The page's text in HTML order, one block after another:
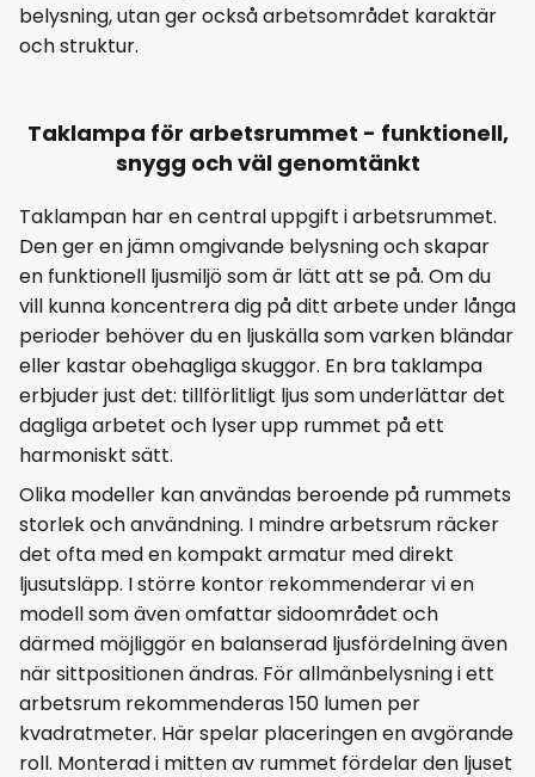
belysning, utan ger också arbetsområdet karaktär
och struktur.
Taklampa för arbetsrummet - funktionell,
snygg och väl genomtänkt
Taklampan har en central uppgift i arbetsrummet.
Den ger en jämn omgivande belysning och skapar
en funktionell ljusmiljö som är lätt att se på. Om du
vill kunna koncentrera dig på ditt arbete under långa
perioder behöver du en ljuskälla som varken bländar
eller kastar obehagliga skuggor. En bra taklampa
erbjuder just det: tillförlitligt ljus som underlättar det
dagliga arbetet och lyser upp rummet på ett
harmoniskt sätt.
Olika modeller kan användas beroende på rummets
storlek och användning. I mindre arbetsrum räcker
det ofta med en kompakt armatur med direkt
ljusutsläpp. I större kontor rekommenderar vi en
modell som även omfattar sidoområdet och
därmed möjliggör en balanserad ljusfördelning även
när sittpositionen ändras. För allmänbelysning i ett
arbetsrum rekommenderas 150 lumen per
kvadratmeter. Här spelar placeringen en avgörande
roll. Monterad i mitten av rummet fördelar den ljuset